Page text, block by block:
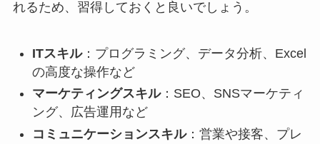
れるため、習得しておくと良いでしょう。
ITスキル：プログラミング、データ分析、Excel
の高度な操作など
マーケティングスキル：SEO、SNSマーケティ
ング、広告運用など
コミュニケーションスキル：営業や接客、プレ